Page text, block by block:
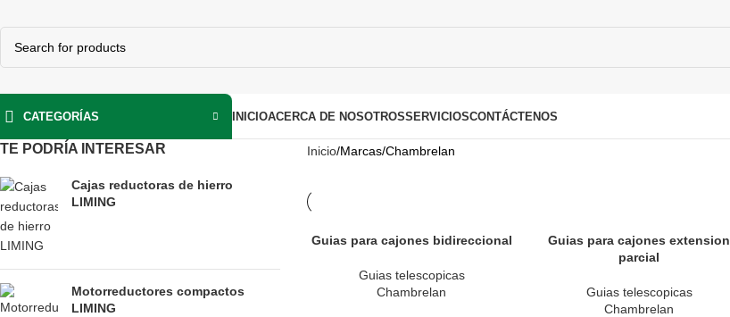
CATEGORÍAS INICIOACERCA DE NOSOTROSSERVICIOSCONTÁCTENOS
TE PODRÍA INTERESAR
Cajas reductoras de hierro
LIMING
Motorreductores compactos
LIMING
Inicio Marcas Chambrelan
Guias para cajones bidireccional
Guias telescopicas
Chambrelan
Guias para cajones extension
parcial
Guias telescopicas
Chambrelan